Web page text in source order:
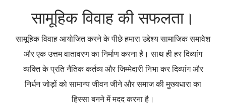
सामूहिक विवाह की सफलता।
सामूहिक विवाह आयोजित करने के पीछे हमारा उद्देश्य सामाजिक समावेश
और एक उत्तम वातावरण का निर्माण करना है। साथ ही हर दिव्यांग
व्यक्ति के प्रति नैतिक कर्तव्य और जिम्मेदारी निभा कर दिव्यांग और
निर्धन जोड़ों को सामान्य जीवन जीने और समाज की मुख्यधारा का
हिस्सा बनने में मदद करना है।